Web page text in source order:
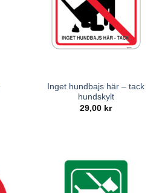
Inget hundbajs här – tack
hundskylt
29,00 kr